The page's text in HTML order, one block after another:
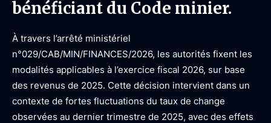
bénéficiant du Code minier.
À travers l’arrêté ministériel
n°029/CAB/MIN/FINANCES/2026, les autorités fixent les
modalités applicables à l’exercice fiscal 2026, sur base
des revenus de 2025. Cette décision intervient dans un
contexte de fortes fluctuations du taux de change
observées au dernier trimestre de 2025, avec des effets